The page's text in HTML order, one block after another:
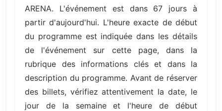
ARENA. L'événement est dans 67 jours à
partir d'aujourd'hui. L'heure exacte de début
du programme est indiquée dans les détails
de l'événement sur cette page, dans la
rubrique des informations clés et dans la
description du programme. Avant de réserver
des billets, vérifiez attentivement la date, le
jour de la semaine et l'heure de début